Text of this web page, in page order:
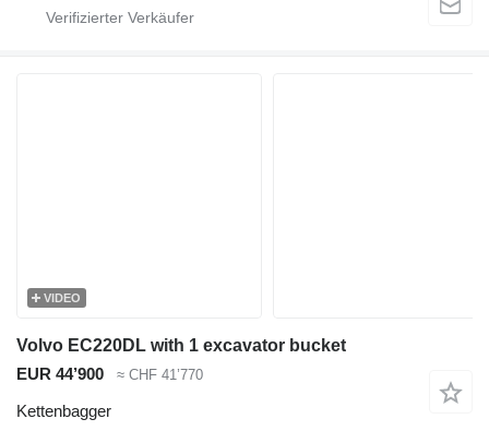
VIDEO
Volvo EC220DL with 1 excavator bucket
EUR 44’900
≈ CHF 41’770
Kettenbagger